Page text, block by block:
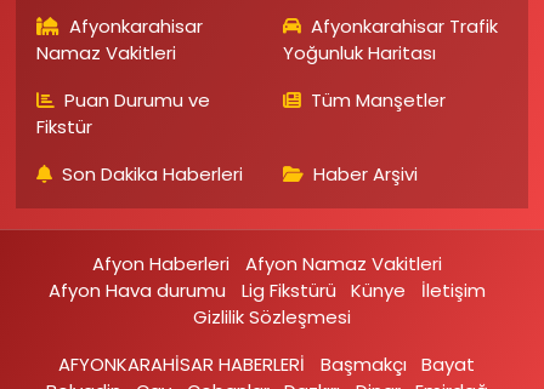
Afyonkarahisar
Namaz Vakitleri
Afyonkarahisar Trafik
Yoğunluk Haritası
Puan Durumu ve
Fikstür
Tüm Manşetler
Son Dakika Haberleri Haber Arşivi
Afyon Haberleri
Afyon Namaz Vakitleri
Afyon Hava durumu
Lig Fikstürü Künye
İletişim
Gizlilik Sözleşmesi
AFYONKARAHİSAR HABERLERİ
Başmakçı
Bayat